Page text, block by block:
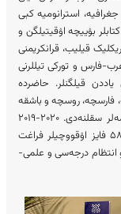
استرانومیه کبی
بۉییچه اۉقیتیلگن و
قیلیب، قرانکریمنی
فارس و تورکی تیللرنی
یاددن قیلگنلر. حاضرده
فارسچه، روسچه و باشقه
تیللرده ۱۶۰۰۰۰ته دینی و بدیعی اثرلر جمله‌دن قۉل یازمه‌لر سقلنه‌دی. ۲۰۲۰-۲۰۱۹
ییللر آره‌لیگیده ۴۶ فایز و ۲۰۲۱-۲۰۲۰ ییللر آره‌لیگیده ۵۸ فایز اۉقووچیلر فراغت
انتظام درجه‌سی و علمی-